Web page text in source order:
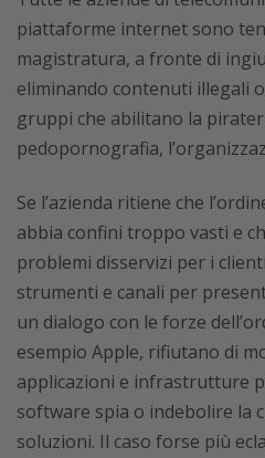
piattaforme internet sono
magistratura, a fronte di
eliminando contenuti illegali
gruppi che abilitano la
pedopornografia,
Se l’azienda ritiene che
abbia confini troppo vasti e
problemi disservizi per i
strumenti e canali per
un dialogo con le forze
esempio Apple, rifiutano di
applicazioni e infrastrutture
software spia o indebolire la
soluzioni. Il caso forse più